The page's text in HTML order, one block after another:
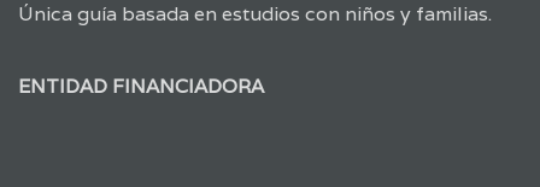
Única guía basada en estudios con niños y familias.
ENTIDAD FINANCIADORA